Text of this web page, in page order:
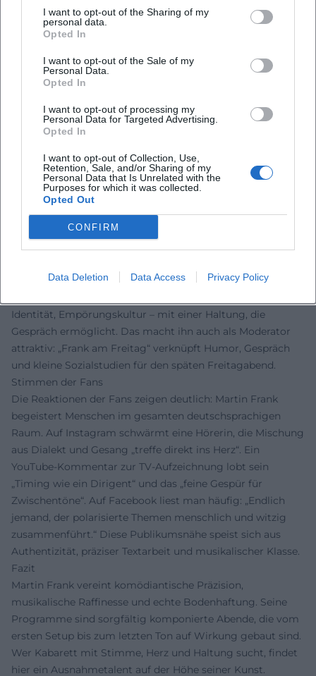
I want to opt-out of the Sharing of my
personal data.
Opted In
I want to opt-out of the Sale of my
Personal Data.
Opted In
I want to opt-out of processing my
Personal Data for Targeted Advertising.
Opted In
I want to opt-out of Collection, Use,
Retention, Sale, and/or Sharing of my
Personal Data that Is Unrelated with the
Purposes for which it was collected.
Opted Out
CONFIRM
Data Deletion Data Access Privacy Policy
Publikumsnähe
Die Presse betont Franks „unbandige“ Bühnenenergie, sein
„Feuerwerk“ an Pointen und die Mischung aus Charme und
Selbstironie. Regionale und überregionale Medien
unterstreichen den besonderen Ton: bäuerlicher
Überraschungen. Live-Resonanzen reichen von Lachsalven
bis hin zu stillen Momenten, in denen sein Gesang einen
nachhaltige Wirkung im Saal sorgt.
Kultureller Einfluss und Einordnung
Martin Frank steht in einer bayerischen Kabaretttradition,
die Dialekt als künstlerische Ressource ernst nimmt und
zugleich modernisiert. Sein Werk aktualisiert die Figur des
musikalischen Kabarettisten: Der Dialekt wird zur
die Erzählung zum empathischen Brennglas. Zugleich
Identität, Empörungskultur – mit einer Haltung, die
Gespräch ermöglicht. Das macht ihn auch als Moderator
attraktiv: „Frank am Freitag“ verknüpft Humor, Gespräch
und kleine Sozialstudien für den späten Freitagabend.
Stimmen der Fans
Die Reaktionen der Fans zeigen deutlich: Martin Frank
begeistert Menschen im gesamten deutschsprachigen
Raum. Auf Instagram schwärmt eine Hörerin, die Mischung
aus Dialekt und Gesang „treffe direkt ins Herz“. Ein
YouTube-Kommentar zur TV-Aufzeichnung lobt sein
„Timing wie ein Dirigent“ und das „feine Gespür für
Zwischentöne“. Auf Facebook liest man häufig: „Endlich
jemand, der polarisierte Themen menschlich und witzig
zusammenführt.“ Diese Publikumsnähe speist sich aus
Authentizität, präziser Textarbeit und musikalischer Klasse.
Fazit
Martin Frank vereint komödiantische Präzision,
musikalische Raffinesse und echte Bodenhaftung. Seine
Programme sind sorgfältig komponierte Abende, die vom
ersten Setup bis zum letzten Ton auf Wirkung gebaut sind.
Wer Kabarett mit Stimme, Herz und Haltung sucht, findet
hier ein Ausnahmetalent auf der Höhe seiner Kunst.